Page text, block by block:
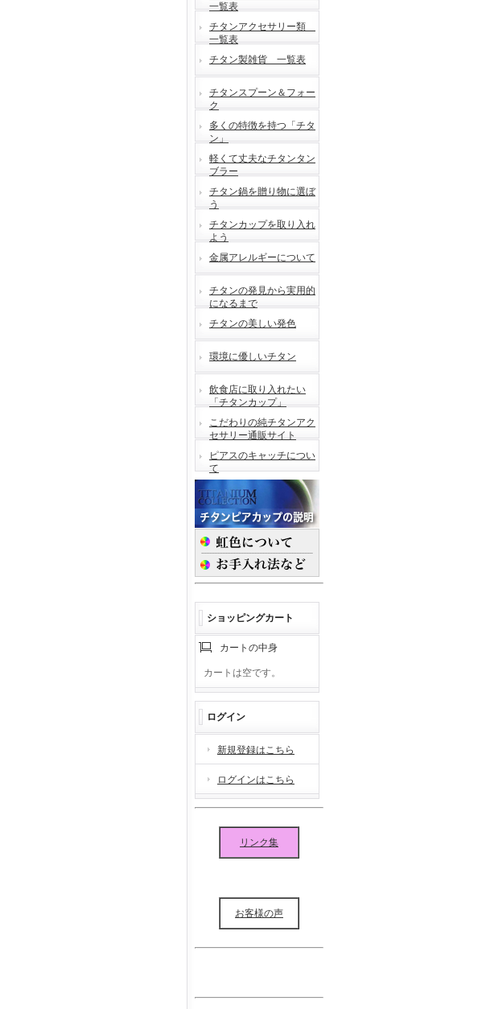
一覧表
チタンアクセサリー類
一覧表
チタン製雑貨 一覧表
チタンスプーン＆フォー
ク
多くの特徴を持つ「チタ
ン」
軽くて丈夫なチタンタン
ブラー
チタン鍋を贈り物に選ぼ
う
チタンカップを取り入れ
よう
金属アレルギーについて
チタンの発見から実用的
になるまで
チタンの美しい発色
環境に優しいチタン
飲食店に取り入れたい
「チタンカップ」
こだわりの純チタンアク
セサリー通販サイト
ピアスのキャッチについ
て
ショッピングカート
カートの中身
カートは空です。
ログイン
新規登録はこちら
ログインはこちら
リンク集
お客様の声